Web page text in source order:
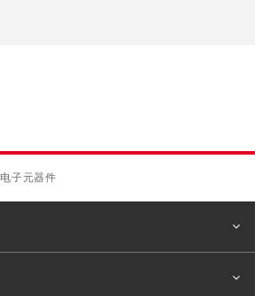
电子元器件